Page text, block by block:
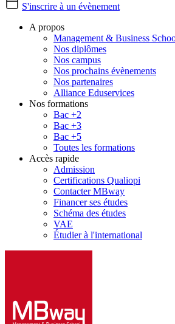
S'inscrire à un évènement
A propos
Management & Business
Nos diplômes
Nos campus
Nos prochains évènements
Nos partenaires
Alliance Eduservices
Nos formations
Bac +2
Bac +3
Bac +5
Toutes les formations
Accès rapide
Admission
Certifications Qualiopi
Contacter MBway
Financer ses études
Schéma des études
VAE
Étudier à l'international